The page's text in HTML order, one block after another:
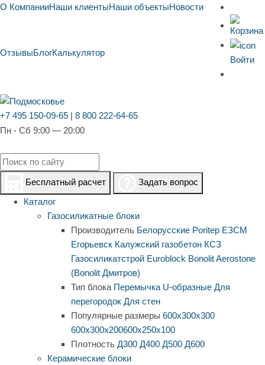
О КомпанииНаши клиентыНаши объектыНовости
ОтзывыБлогКалькулятор
Войти
+7 495 150-09-65 | 8 800 222-64-65
Пн - Сб 9:00 — 20:00
Бесплатный расчет
Задать вопрос
Каталог
Газосиликатные блоки
Производитель Белорусские Poritep ЕЗСМ
Егорьевск Калужский газобетон КСЗ
Газосиликатстрой Euroblock BonolitAerostone
(Bonolit Дмитров)
Тип блока Перемычка U-образные Для
перегородок Для стен
Популярные размеры 600х300х300
600х300х200600х250х100
Плотность Д300 Д400 Д500 Д600
Керамические блоки